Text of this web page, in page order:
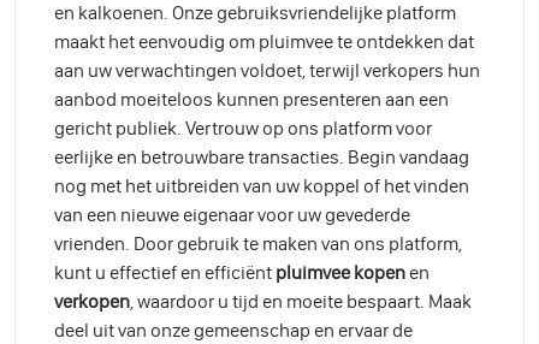
en kalkoenen. Onze gebruiksvriendelijke platform
maakt het eenvoudig om pluimvee te ontdekken dat
aan uw verwachtingen voldoet, terwijl verkopers hun
aanbod moeiteloos kunnen presenteren aan een
gericht publiek. Vertrouw op ons platform voor
eerlijke en betrouwbare transacties. Begin vandaag
nog met het uitbreiden van uw koppel of het vinden
van een nieuwe eigenaar voor uw gevederde
vrienden. Door gebruik te maken van ons platform,
kunt u effectief en efficiënt pluimvee kopen en
verkopen, waardoor u tijd en moeite bespaart. Maak
deel uit van onze gemeenschap en ervaar de